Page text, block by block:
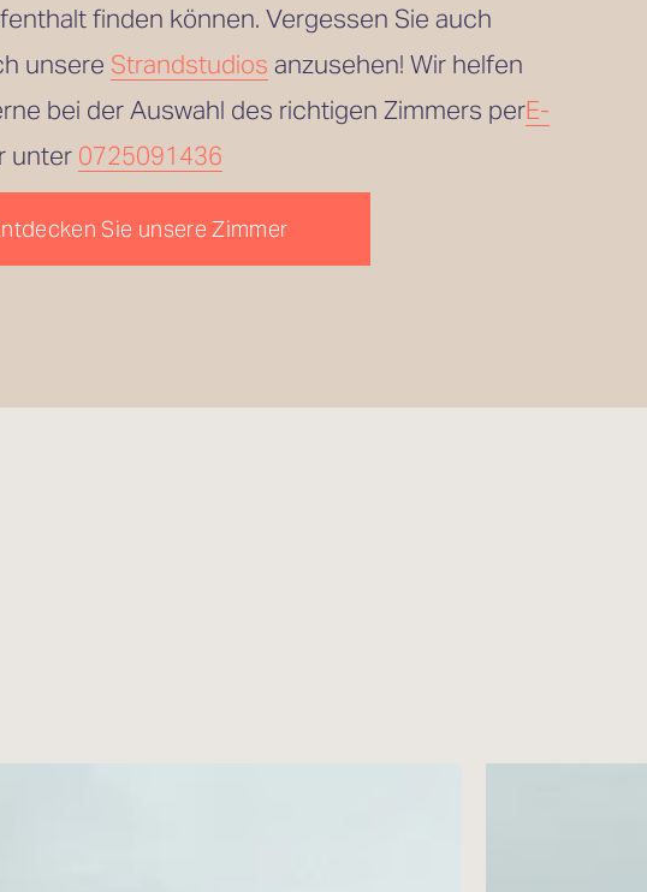
finden können. Vergessen Sie auch
unsere Strandstudios anzusehen! Wir helfen
bei der Auswahl des richtigen Zimmers perE-
unter 0725091436
Sie unsere Zimmer